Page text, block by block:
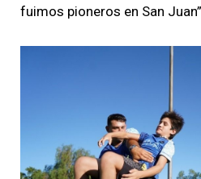
fuimos pioneros en San